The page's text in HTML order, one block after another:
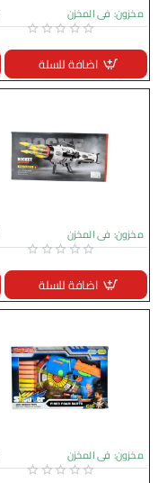
مخزون: فى المخزن
اضافة للسلة
مخزون: فى المخزن
اضافة للسلة
مخزون: فى المخزن